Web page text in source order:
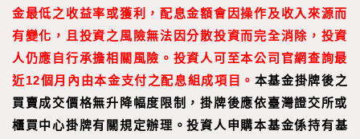
金最低之收益率或獲利，配息金額會因操作及收入來源而
有變化，且投資之風險無法因分散投資而完全消除，投資
人仍應自行承擔相關風險。投資人可至本公司官網查詢最
近12個月內由本金支付之配息組成項目。 本基金掛牌後之
買賣成交價格無升降幅度限制，掛牌後應依臺灣證交所或
櫃買中心掛牌有關規定辦理。投資人申購本基金係持有基